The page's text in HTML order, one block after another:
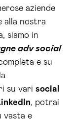
aziende
alla nostra
siamo in
adv social
e su
su vari social
, potrai
vasta e